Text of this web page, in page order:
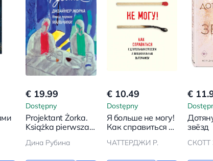
€ 19.99
Dostępny
Projektant Żorka.
Książka pierwsza.
Дина Рубина
€ 10.49
Dostępny
Я больше не могу!
Как справиться с
стрессом и
ЧАТТЕРДЖИ Р.
€
звёзд
СКОТТ